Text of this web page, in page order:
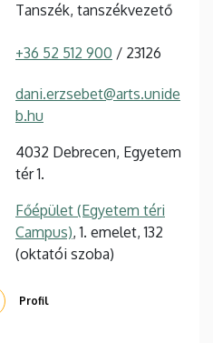
Tanszék, tanszékvezető
+36 52 512 900 / 23126
dani.erzsebet@arts.unide
b.hu
4032 Debrecen, Egyetem
tér 1.
Főépület (Egyetem téri
Campus), 1. emelet, 132
(oktatói szoba)
Profil